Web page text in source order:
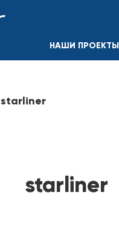
НАШИ ПРОЕКТЫ
starliner
starliner